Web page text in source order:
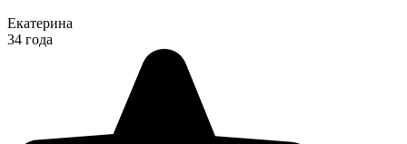
Екатерина
34 года